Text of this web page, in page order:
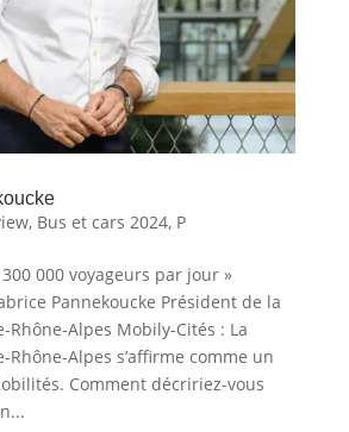
, Bus et cars 2024, P
000 voyageurs par jour »
Pannekoucke Président de la
Rhône-Alpes Mobily-Cités : La
Rhône-Alpes s’affirme comme un
Comment décririez-vous